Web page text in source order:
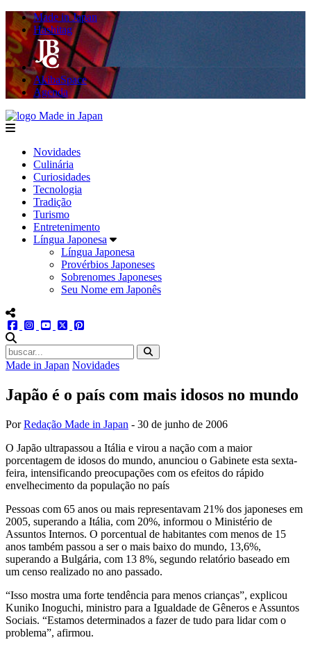
Made in Japan
Hashitag
AkibaSpace
Agenda
menu
Novidades
Culinária
Curiosidades
Tecnologia
Tradição
Turismo
Entretenimento
Língua Japonesa
Língua Japonesa
Provérbios Japoneses
Sobrenomes Japoneses
Seu Nome em Japonês
menu redes social
facebookinstagram
youtube
twitter
Made in Japan Novidades
Japão é o país com mais idosos no mundo
PorRedação Made in Japan - 30 de junho de 2006
O Japão ultrapassou a Itália e virou a nação com a maior
porcentagem de idosos do mundo, anunciou o Gabinete esta sexta-
feira, intensificando preocupações com os efeitos do rápido
envelhecimento da população no país
Pessoas com 65 anos ou mais representavam 21% dos japoneses em
2005, superando a Itália, com 20%, informou o Ministério de
Assuntos Internos. O porcentual de habitantes com menos de 15
anos também passou a ser o mais baixo do mundo, 13,6%,
superando a Bulgária, com 13 8%, segundo relatório baseado em
um censo realizado no ano passado.
“Isso mostra uma forte tendência para menos crianças”, explicou
Kuniko Inoguchi, ministro para a Igualdade de Gêneros e Assuntos
Sociais. “Estamos determinados a fazer de tudo para lidar com o
problema”, afirmou.